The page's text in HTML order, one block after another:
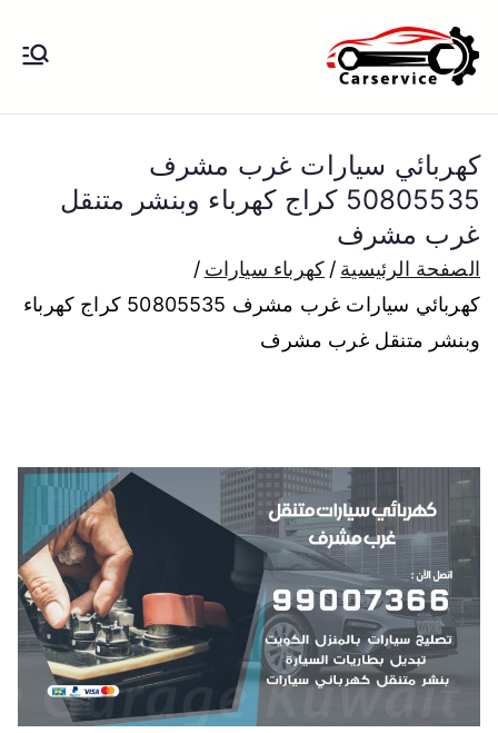
إلى
المحتوى
الكويت
بنشر متنقل الكويت كهرباء وبنشر تبديل
بارخص الاسعار
كهربائي سيارات غرب مشرف
50805535 كراج كهرباء وبنشر متنقل
غرب مشرف
الصفحة الرئيسية
كهرباء سيارات
كهربائي سيارات غرب مشرف 50805535 كراج كهرباء
وبنشر متنقل غرب مشرف